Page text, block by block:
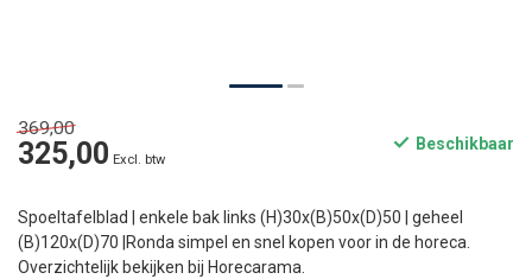
369,00
325,00 Excl. btw
Beschikbaar
Spoeltafelblad | enkele bak links (H)30x(B)50x(D)50 | geheel
(B)120x(D)70 |Ronda simpel en snel kopen voor in de horeca.
Overzichtelijk bekijken bij Horecarama.